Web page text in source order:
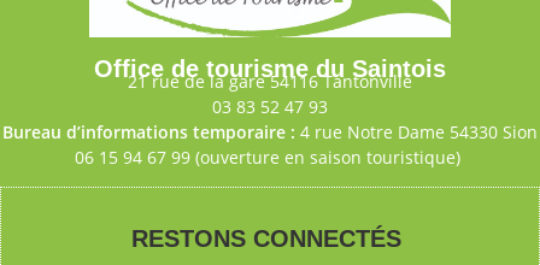
Office de tourisme du Saintois
21 rue de la gare 54116 Tantonville
03 83 52 47 93
Bureau d’informations temporaire : 4 rue Notre Dame 54330 Sion
06 15 94 67 99 (ouverture en saison touristique)
RESTONS CONNECTÉS